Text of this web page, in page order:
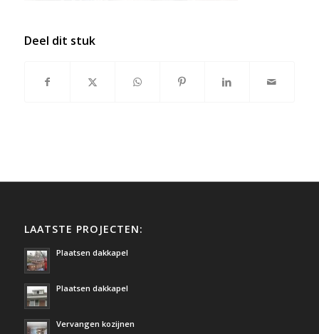
Deel dit stuk
LAATSTE PROJECTEN:
Plaatsen dakkapel
Plaatsen dakkapel
Vervangen kozijnen